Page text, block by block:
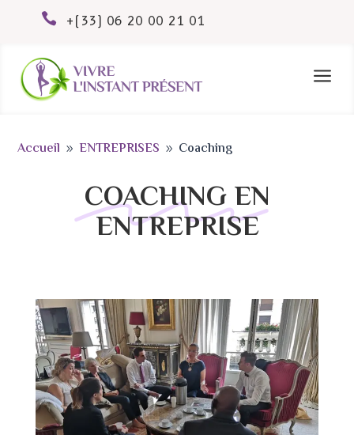
 +(33) 06 20 00 21 01
a
Accueil 9 ENTREPRISES 9 Coaching
COACHING EN
ENTREPRISE